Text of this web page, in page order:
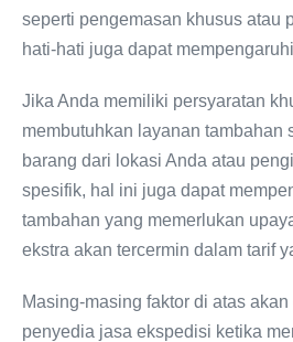
seperti pengemasan khusus atau
hati-hati juga dapat
Jika Anda memiliki persyaratan
membutuhkan layanan tambahan
barang dari lokasi Anda atau
spesifik, hal ini juga dapat
tambahan yang memerlukan
ekstra akan tercermin dalam tarif
Masing-masing faktor di atas
penyedia jasa ekspedisi ketika